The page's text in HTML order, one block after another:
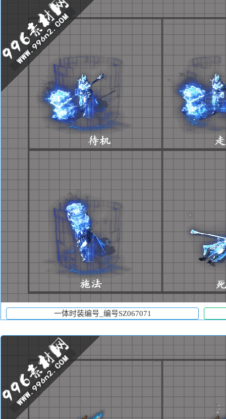
一体时装编号_编号SZ067071